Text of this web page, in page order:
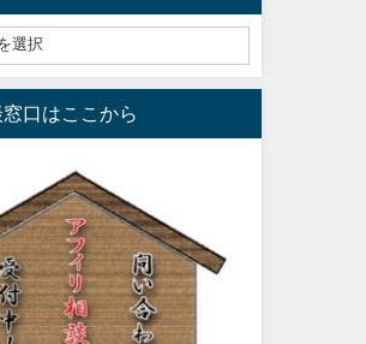
口はここから